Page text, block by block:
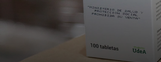
UdeA entrega primer cargamento de